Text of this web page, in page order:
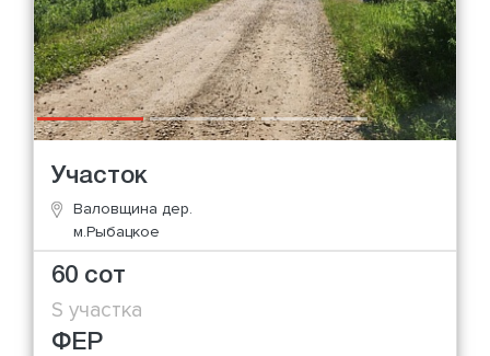
Участок
Валовщина дер.
м.Рыбацкое
60 сот
S участка
ФЕР